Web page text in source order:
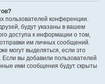
пользователей конференции.
будут указаны в вашем
доступа к информации о том,
им личных сообщений.
могут выделяться, если это
вы добавили пользователей
ими сообщения будут скрыты